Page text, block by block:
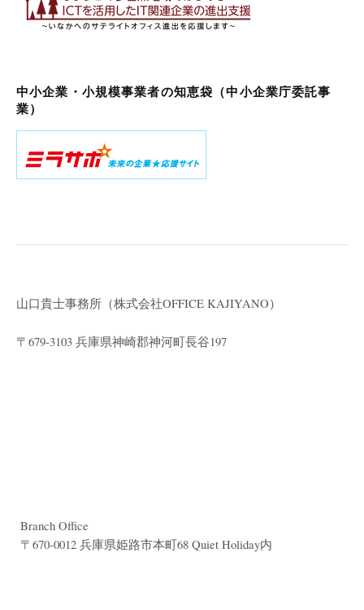
中小企業・小規模事業者の知恵袋（中小企業庁委託事
業）
山口貴士事務所（株式会社OFFICE KAJIYANO）
〒679-3103 兵庫県神崎郡神河町長谷197
Branch Office
〒670-0012 兵庫県姫路市本町68 Quiet Holiday内